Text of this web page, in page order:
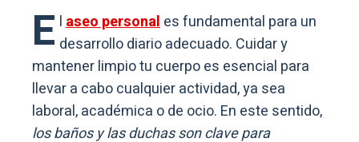
E laseo personales fundamental para un
desarrollo diario adecuado. Cuidar y
mantener limpio tu cuerpo es esencial para
llevar a cabo cualquier actividad, ya sea
laboral, académica o de ocio. En este sentido,
los baños y las duchas son clave para